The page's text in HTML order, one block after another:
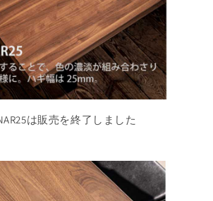
は販売を終了しました